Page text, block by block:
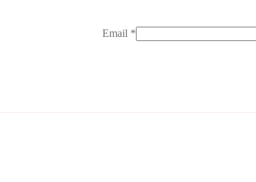
Email *